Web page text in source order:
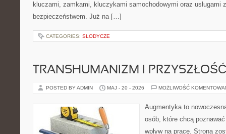
kluczami, zamkami, kluczykami samochodowymi oraz usługami
bezpieczeństwem. Już na […]
CATEGORIES: SŁODYCZE
TRANSHUMANIZM I
POSTED BY ADMIN MAJ - 20 - 2026 MOŻLIWOŚĆ
Augmentyka to
osób, które chcą
wpływ na pracę. Strona